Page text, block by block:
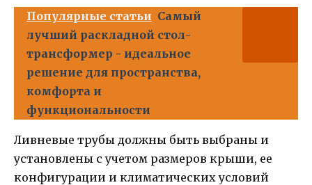
Популярные статьи Самый
лучший раскладной стол-
трансформер - идеальное
решение для пространства,
комфорта и
функциональности
Ливневые трубы должны быть выбраны и
установлены с учетом размеров крыши, ее
конфигурации и климатических условий